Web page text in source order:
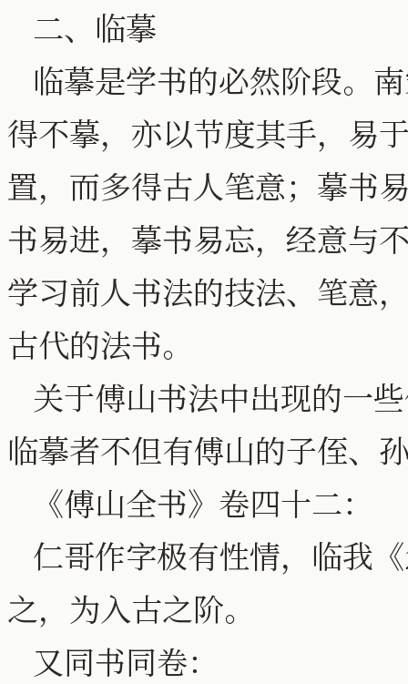
二、临摹
临摹是学书的必然阶段。
得不摹，亦以节度其手，
置，而多得古人笔意；摹书
书易进，摹书易忘，经意与
学习前人书法的技法、笔意
古代的法书。
关于傅山书法中出现的一
临摹者不但有傅山的子侄、
《傅山全书》卷四十二：
仁哥作字极有性情，临我
之，为入古之阶。
又同书同卷：